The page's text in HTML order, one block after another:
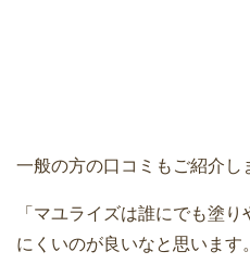
一般の方の口コミもご紹介し
「マユライズは誰にでも塗
にくいのが良いなと思います。